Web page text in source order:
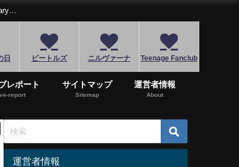
日 ビートルズ ニルヴァーナ Teenage Fanclub
レポート
report
サイトマップ
Sitemap
運営者情報
About
運営者情報